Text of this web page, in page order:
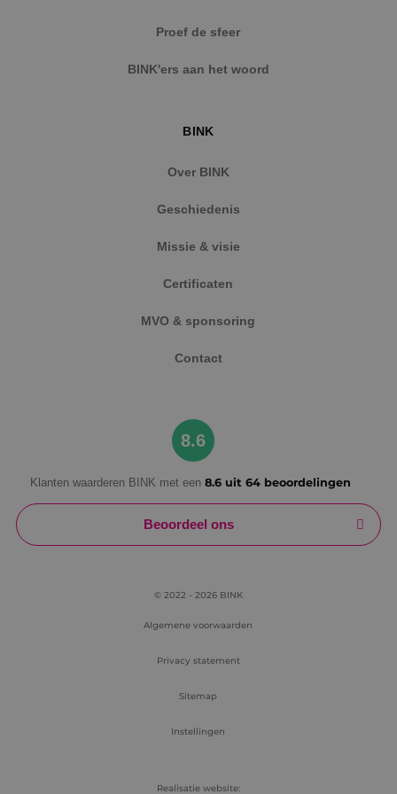
Proef de sfeer
BINK'ers aan het woord
BINK
Over BINK
Geschiedenis
Missie & visie
Certificaten
MVO & sponsoring
Contact
8.6
Klanten waarderen BINK met een 8.6 uit 64 beoordelingen
Beoordeel ons
© 2022 - 2026 BINK
Algemene voorwaarden
Privacy statement
Sitemap
Instellingen
Realisatie website:
Strikt noodzakelijke cookies maken de
website kan niet goed worden gebruikt zonder de
weken